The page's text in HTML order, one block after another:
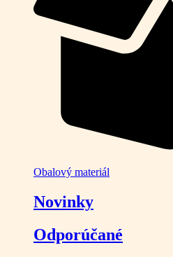
Obalový materiál
Novinky
Odporúčané